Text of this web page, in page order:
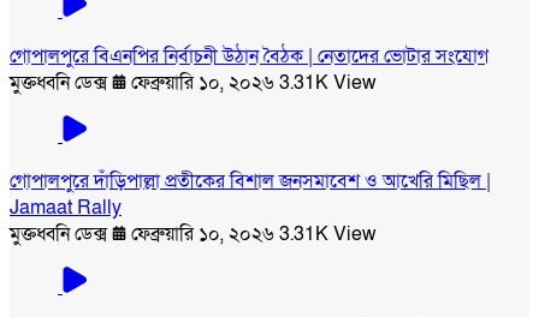
গোপালপুরে বিএনপির নির্বাচনী উঠান বৈঠক | নেতাদের ভোটার সংযোগ
মুক্তধ্বনি ডেক্স
ফেব্রুয়ারি ১০, ২০২৬3.31K View
গোপালপুরে দাঁড়িপাল্লা প্রতীকের বিশাল জনসমাবেশ ও আখেরি মিছিল |
Jamaat Rally
মুক্তধ্বনি ডেক্স
ফেব্রুয়ারি ১০, ২০২৬3.31K View